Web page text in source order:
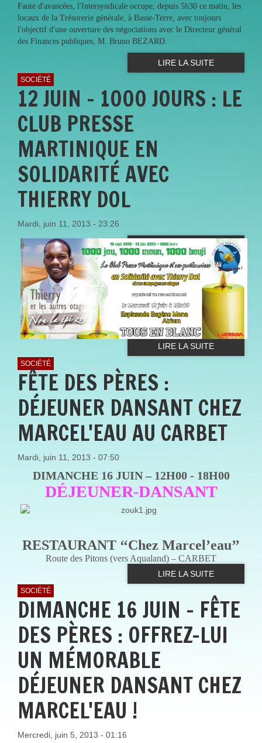
Faute d'avancées, l'Intersyndicale occupe, depuis 5h30 ce matin, les
locaux de la Trésorerie générale, à Basse-Terre, avec toujours
l'objectif d'une ouverture des négociations avec le Directeur général
des Finances publiques, M. Bruno BEZARD.
LIRE LA SUITE
SOCIÉTÉ
12 JUIN - 1000 JOURS : LE
CLUB PRESSE
MARTINIQUE EN
SOLIDARITÉ AVEC
THIERRY DOL
Mardi, juin 11, 2013 - 23:26
LIRE LA SUITE
SOCIÉTÉ
FÊTE DES PÈRES :
DÉJEUNER DANSANT CHEZ
MARCEL'EAU AU CARBET
Mardi, juin 11, 2013 - 07:50
DIMANCHE 16 JUIN – 12H00 - 18H00
DÉJEUNER-DANSANT
RESTAURANT ‘‘Chez Marcel’eau’’
Route des Pitons (vers Aqualand) – CARBET
LIRE LA SUITE
SOCIÉTÉ
DIMANCHE 16 JUIN - FÊTE
DES PÈRES : OFFREZ-LUI
UN MÉMORABLE
DÉJEUNER DANSANT CHEZ
MARCEL'EAU !
Mercredi, juin 5, 2013 - 01:16